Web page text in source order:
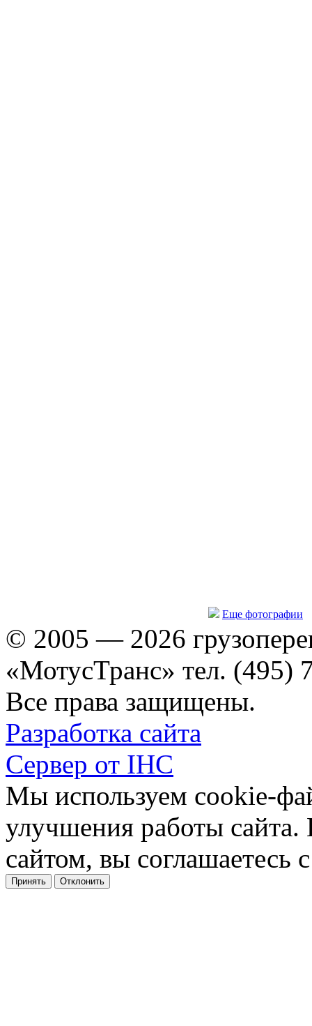
Еще фотографии
© 2005 — 2026
«МотусТранс» тел. (495)
Все права защищены.
Разработка сайта
Сервер от IHC
Мы используем cookie-
улучшения работы сайта.
сайтом, вы соглашаетесь
Принять Отклонить